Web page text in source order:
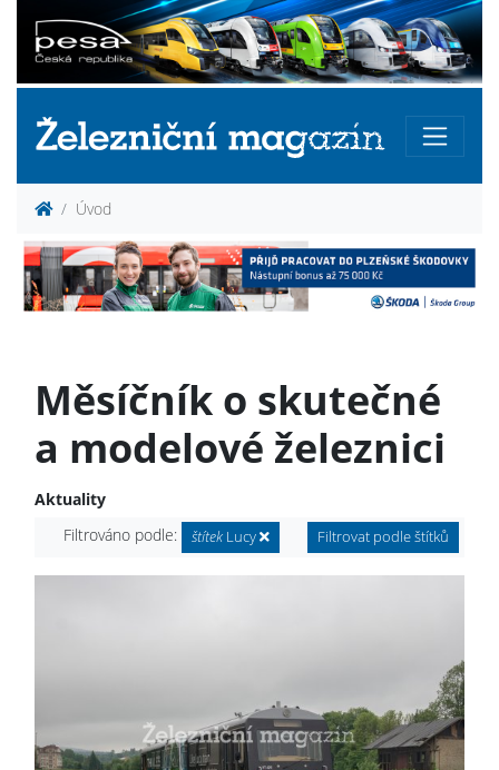
Úvod
Měsíčník o skutečné
a modelové železnici
Aktuality
Filtrováno podle:
štítek Lucy Filtrovat podle štítků